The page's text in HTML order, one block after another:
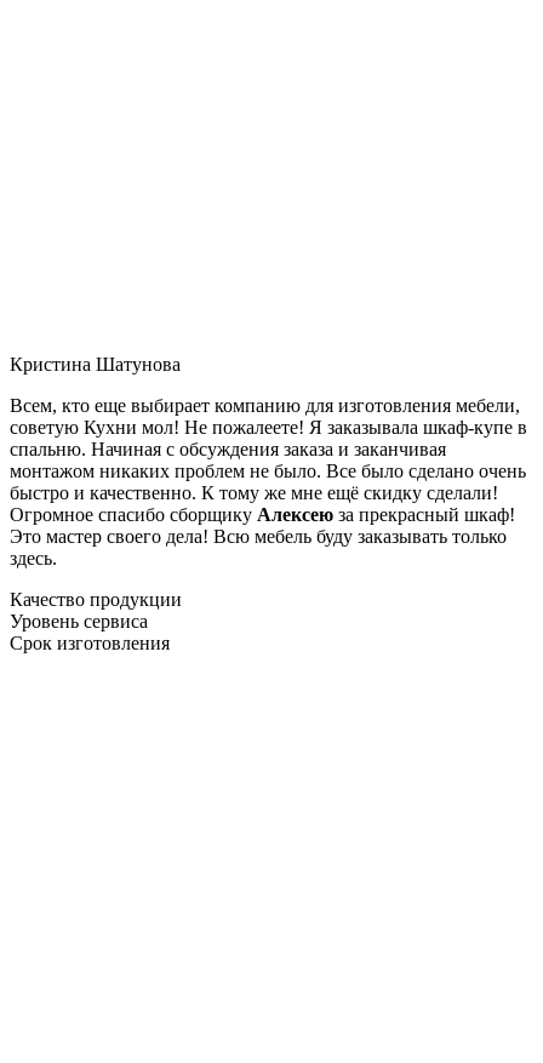
Кристина Шатунова
Всем, кто еще выбирает компанию для изготовления мебели,
советую Кухни мол! Не пожалеете! Я заказывала шкаф-купе в
спальню. Начиная с обсуждения заказа и заканчивая
монтажом никаких проблем не было. Все было сделано очень
быстро и качественно. К тому же мне ещё скидку сделали!
Огромное спасибо сборщику Алексею за прекрасный шкаф!
Это мастер своего дела! Всю мебель буду заказывать только
здесь.
Качество продукции
Уровень сервиса
Срок изготовления